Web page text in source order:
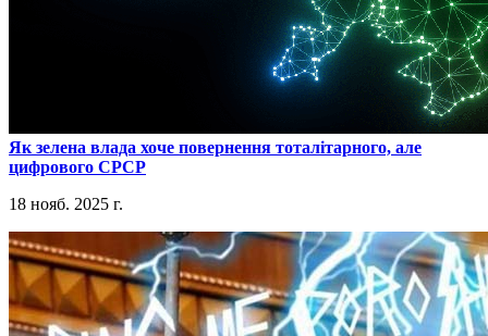
​Як зелена влада хоче повернення тоталітарного, але
цифрового СРСР
18 нояб. 2025 г.